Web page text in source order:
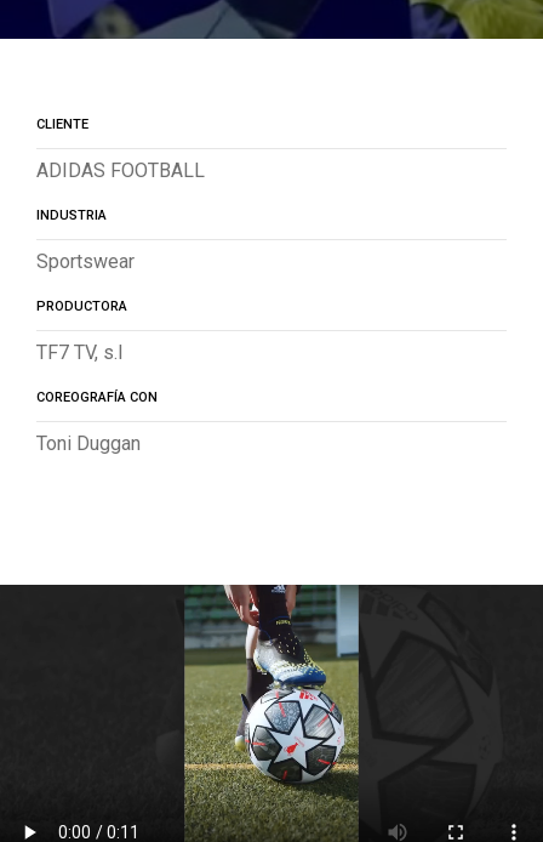
CLIENTE
ADIDAS FOOTBALL
INDUSTRIA
Sportswear
PRODUCTORA
TF7 TV, s.l
COREOGRAFÍA CON
Toni Duggan